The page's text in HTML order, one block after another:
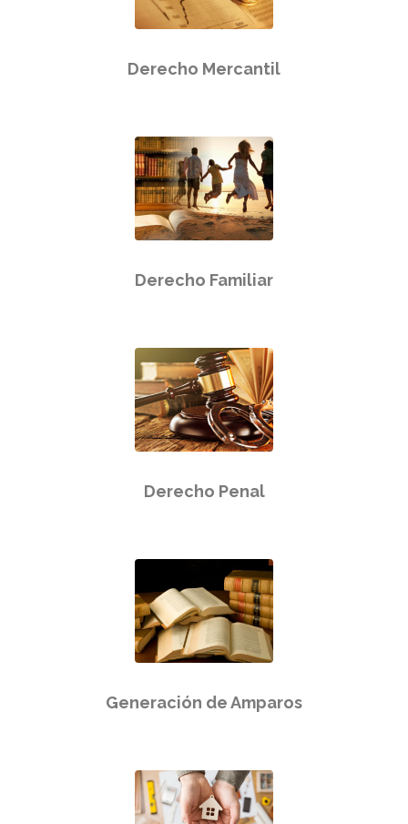
Derecho Mercantil
Derecho Familiar
Derecho Penal
Generación de Amparos